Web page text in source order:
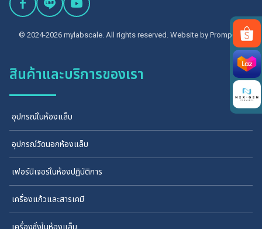
for:
© 2024-2026 mylabscale. All rights reserved. Website by PrompGit.
สินค้าและบริการของเรา
อุปกรณ์ในห้องแล็บ
อุปกรณ์วัดนอกห้องแล็บ
เฟอร์นิเจอร์ในห้องปฏิบัติการ
เครื่องแก้วและสารเคมี
เครื่องชั่งในห้องแล็บ